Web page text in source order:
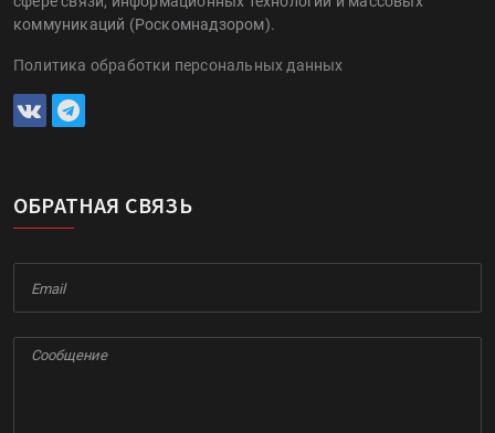
коммуникаций (Роскомнадзором).
Политика обработки персональных данных
ОБРАТНАЯ СВЯЗЬ